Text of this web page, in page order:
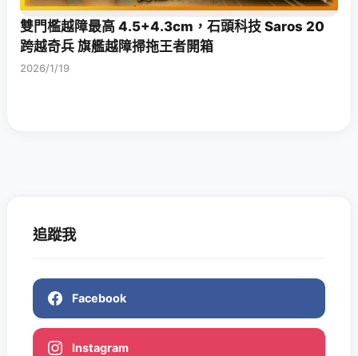
雙門檻越障最高 4.5+4.3cm，石頭科技 Saros 20
跨越奇兵 旗艦越障掃拖王者開箱
2026/1/19
追蹤我
Facebook
Instagram